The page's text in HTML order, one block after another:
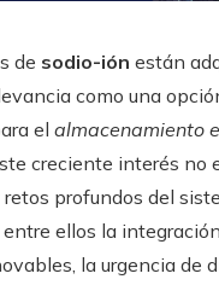
de sodio-ión están
como una
el almacenamiento
creciente interés no
profundos del
ellos la
la urgencia de